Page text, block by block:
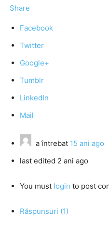
Share
Facebook
Twitter
Google+
Tumblr
LinkedIn
Mail
a întrebat 15 ani ago
last edited 2 ani ago
You must login to post
Răspunsuri (1)